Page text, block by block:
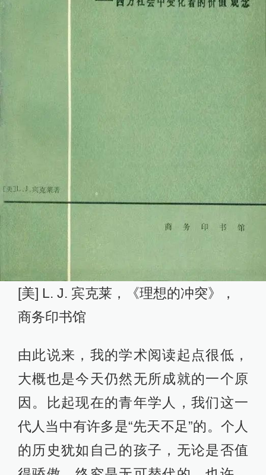
[美] L. J. 宾克莱，《理想的冲突》，
商务印书馆
由此说来，我的学术阅读起点很低，
大概也是今天仍然无所成就的一个原
因。比起现在的青年学人，我们这一
代人当中有许多是“先天不足”的。个人
的历史犹如自己的孩子，无论是否值